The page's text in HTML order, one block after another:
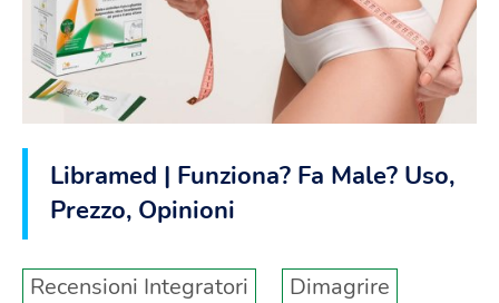
Libramed | Funziona? Fa Male? Uso,
Prezzo, Opinioni
Recensioni Integratori
Dimagrire